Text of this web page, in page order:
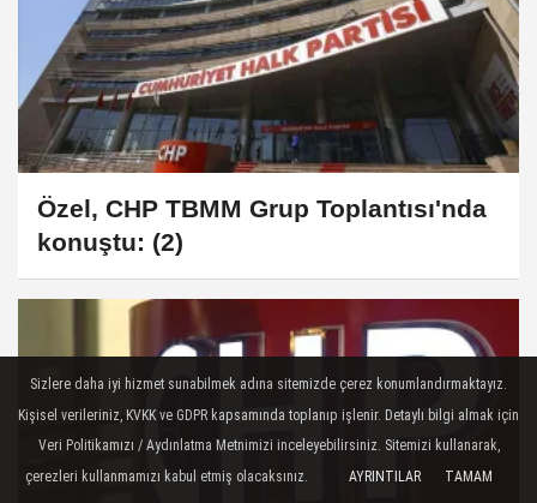
Özel, CHP TBMM Grup Toplantısı'nda
konuştu: (2)
Sizlere daha iyi hizmet sunabilmek adına sitemizde çerez konumlandırmaktayız.
Kişisel verileriniz, KVKK ve GDPR kapsamında toplanıp işlenir. Detaylı bilgi almak için
Veri Politikamızı / Aydınlatma Metnimizi inceleyebilirsiniz. Sitemizi kullanarak,
çerezleri kullanmamızı kabul etmiş olacaksınız.
AYRINTILAR TAMAM